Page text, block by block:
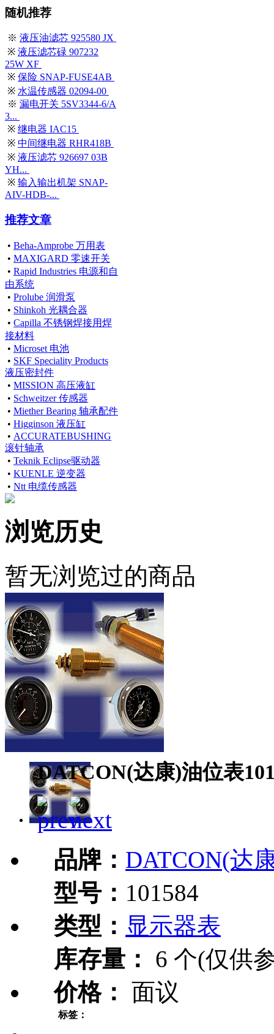
随机推荐
※ 液压油滤芯 925580 JX
※ 液压滤芯碌 907232
25W XF
※ 保险 SNAP-FUSE4AB
※ 水温传感器 02094-00
※ 漏电开关 5SV3344-6/A
3...
※ 继电器 IAC15
※ 中间继电器 RHR418B
※ 液压滤芯 926697 03B
YH...
※ 输入输出机架 SNAP-
AIV-HDB-...
推荐文章
• Beha-Amprobe 万用表
• MAXIGARD 零速开关
• Rapid Industries 电源和自
由系统
• Prolube 润滑泵
• Shinkoh 光耦合器
• Capilla 不锈钢焊接用焊
接材料
• Microset 电池
• SKF Speciality Products
液压密封件
• MISSION 高压液缸
• Schweitzer 传感器
• Miether Bearing 轴承配件
• Higginson 液压缸
• ACCURATEBUSHING
滚针轴承
• Teknik Eclipse驱动器
• KUENLE 逆变器
• Ntt 电缆传感器
浏览历史
暂无浏览过的商品
DATCON(达康)油位表
品牌： DATCON(达
型号： 101584
类型： 显示器表
库存量：
6 个(仅供
价格： 面议
标签：